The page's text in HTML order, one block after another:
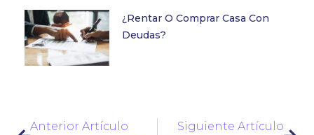
¿Rentar O Comprar Casa Con
Deudas?
Anterior Artículo Siguiente Artículo